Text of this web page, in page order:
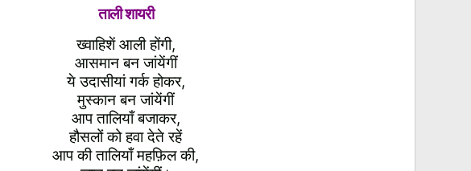
ताली शायरी
ख्वाहिशें आली होंगी,
आसमान बन जांयेंगीं
ये उदासीयां गर्क होकर,
मुस्कान बन जांयेंगीं
आप तालियाँ बजाकर,
हौसलों को हवा देते रहें
आप की तालियाँ महफ़िल की,